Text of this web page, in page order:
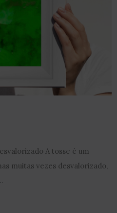
A tosse é um
muitas vezes desvalorizado,